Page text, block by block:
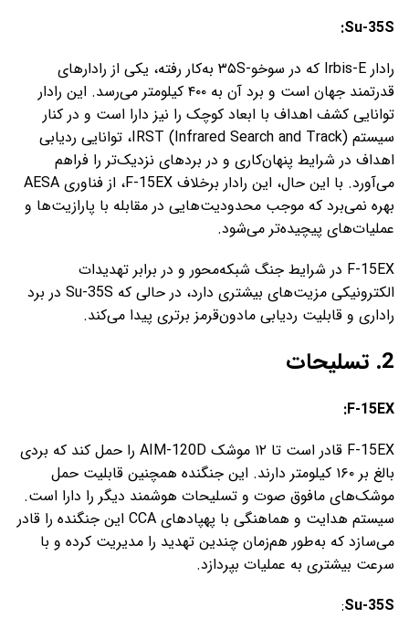
Su-35S:
رادار Irbis-E که در سوخو-۳۵S به‌کار رفته، یکی از رادارهای
قدرتمند جهان است و برد آن به ۴۰۰ کیلومتر می‌رسد. این رادار
توانایی کشف اهداف با ابعاد کوچک را نیز دارا است و در کنار
سیستم IRST (Infrared Search and Track)، توانایی ردیابی
اهداف در شرایط پنهان‌کاری و در بردهای نزدیک‌تر را فراهم
می‌آورد. با این حال، این رادار برخلاف F-15EX، از فناوری AESA
بهره نمی‌برد که موجب محدودیت‌هایی در مقابله با پارازیت‌ها و
عملیات‌های پیچیده‌تر می‌شود.
F-15EX در شرایط جنگ شبکه‌محور و در برابر تهدیدات
الکترونیکی مزیت‌های بیشتری دارد، در حالی که Su-35S در برد
راداری و قابلیت ردیابی مادون‌قرمز برتری پیدا می‌کند.
2. تسلیحات
F-15EX:
F-15EX قادر است تا ۱۲ موشک AIM-120D را حمل کند که بردی
بالغ بر ۱۶۰ کیلومتر دارند. این جنگنده همچنین قابلیت حمل
موشک‌های مافوق صوت و تسلیحات هوشمند دیگر را دارا است.
سیستم هدایت و هماهنگی با پهپادهای CCA این جنگنده را قادر
می‌سازد که به‌طور هم‌زمان چندین تهدید را مدیریت کرده و با
سرعت بیشتری به عملیات بپردازد.
Su-35S
: